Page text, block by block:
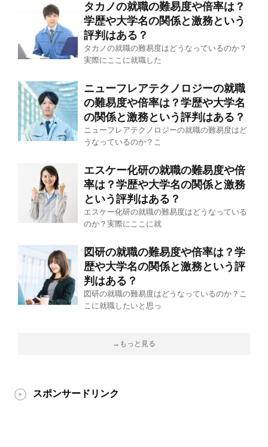
タカノの就職の難易度や倍率は？
学歴や大学名の関係と激務という
評判はある？
タカノの就職の難易度はどうなっているのか？
実際にここに就職した
ニューフレアテクノロジーの就職
の難易度や倍率は？学歴や大学名
の関係と激務という評判はある？
ニューフレアテクノロジーの就職の難易度はど
うなっているのか？こ
エスケー化研の就職の難易度や倍
率は？学歴や大学名の関係と激務
という評判はある？
エスケー化研の就職の難易度はどうなっている
のか？実際にここに就
図研の就職の難易度や倍率は？学
歴や大学名の関係と激務という評
判はある？
図研の就職の難易度はどうなっているのか？こ
こに就職したいと思っ
→もっと見る
スポンサードリンク